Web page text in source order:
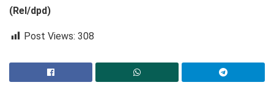
(Rel/dpd)
Post Views: 308